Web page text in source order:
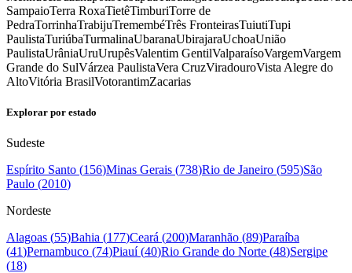
SampaioTerra RoxaTietêTimburiTorre de
PedraTorrinhaTrabijuTremembéTrês FronteirasTuiutiTupi
PaulistaTuriúbaTurmalinaUbaranaUbirajaraUchoaUnião
PaulistaUrâniaUruUrupêsValentim GentilValparaísoVargemVargem
Grande do SulVárzea PaulistaVera CruzViradouroVista Alegre do
AltoVitória BrasilVotorantimZacarias
Explorar por estado
Sudeste
Espírito Santo (156)Minas Gerais (738)Rio de Janeiro (595)São
Paulo (2010)
Nordeste
Alagoas (55)Bahia (177)Ceará (200)Maranhão (89)Paraíba
(41)Pernambuco (74)Piauí(40)Rio Grande do Norte (48)Sergipe
(18)